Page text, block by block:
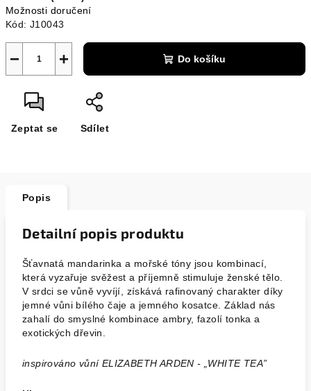
Možnosti doručení
Kód: J10043
+
− Do košíku
Zeptat se Sdílet
Popis
Detailní popis produktu
Šťavnatá mandarinka a mořské tóny jsou kombinací,
která vyzařuje svěžest a příjemně stimuluje ženské tělo.
V srdci se vůně vyvíjí, získává rafinovaný charakter díky
jemné vůni bílého čaje a jemného kosatce. Základ nás
zahalí do smyslné kombinace ambry, fazolí tonka a
exotických dřevin.
inspirováno vůní ELIZABETH ARDEN - „WHITE TEA”